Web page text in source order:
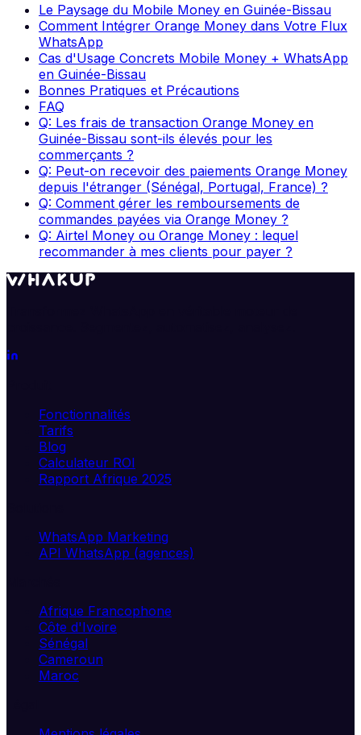
Le Paysage du Mobile Money en Guinée-Bissau
Comment Intégrer Orange Money dans Votre Flux
WhatsApp
Cas d'Usage Concrets Mobile Money + WhatsApp
en Guinée-Bissau
Bonnes Pratiques et Précautions
FAQ
Q: Les frais de transaction Orange Money en
Guinée-Bissau sont-ils élevés pour les
commerçants ?
Q: Peut-on recevoir des paiements Orange Money
depuis l'étranger (Sénégal, Portugal, France) ?
Q: Comment gérer les remboursements de
commandes payées via Orange Money ?
Q: Airtel Money ou Orange Money : lequel
recommander à mes clients pour payer ?
Fonctionnalités
Tarifs
Blog
Calculateur ROI
Rapport Afrique 2025
WhatsApp Marketing
API WhatsApp (agences)
Afrique Francophone
Côte d'Ivoire
Sénégal
Cameroun
Maroc